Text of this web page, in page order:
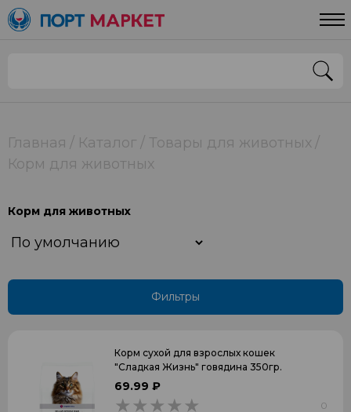
Главная Каталог
Товары для животных
Корм для животных
Корм для животных
Фильтры
Корм сухой для взрослых кошек
"Сладкая Жизнь" говядина 350гр.
69.99 ₽
0